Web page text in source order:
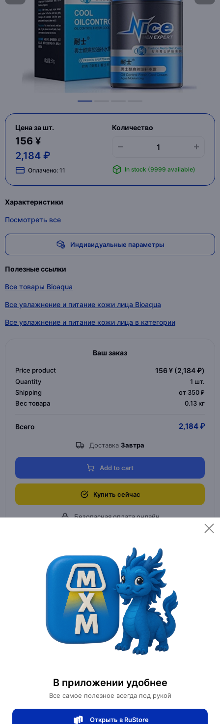
В приложении удобнее
Все самое полезное всегда под рукой
Открыть в RuStore
Цена за шт.
156 ¥
2,184 ₽
Оплачено: 11
Количество
In stock (9999 available)
Характеристики
Посмотреть все
Индивидуальные параметры
Полезные ссылки
Все товары Bioaqua
Все увлажнение и питание кожи лица Bioaqua
Все увлажнение и питание кожи лица в категории
Ваш заказ
Price product 156 ¥ (2,184 ₽)
Quantity 1 шт.
Shipping
от 350 ₽
Вес товара
0.13 кг
Всего 2,184 ₽
Доставка Завтра
Add to cart
Купить сейчас
Безопасная оплата онлайн
Bioaqua
Косметика по уходу
Start conversation
Проверенный продавец
доставок вовремя
4/5
рейтинг товаров
Характеристики
Торговая марка Bioaqua
Содержит